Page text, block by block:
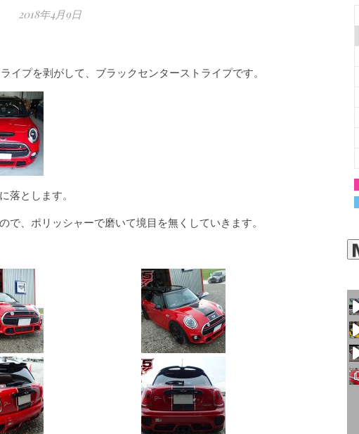
2018年4月9日
を剥がして、ブラックセンターストライプです。
落とします。
、ポリッシャーで磨いて境目を無くしていきます。